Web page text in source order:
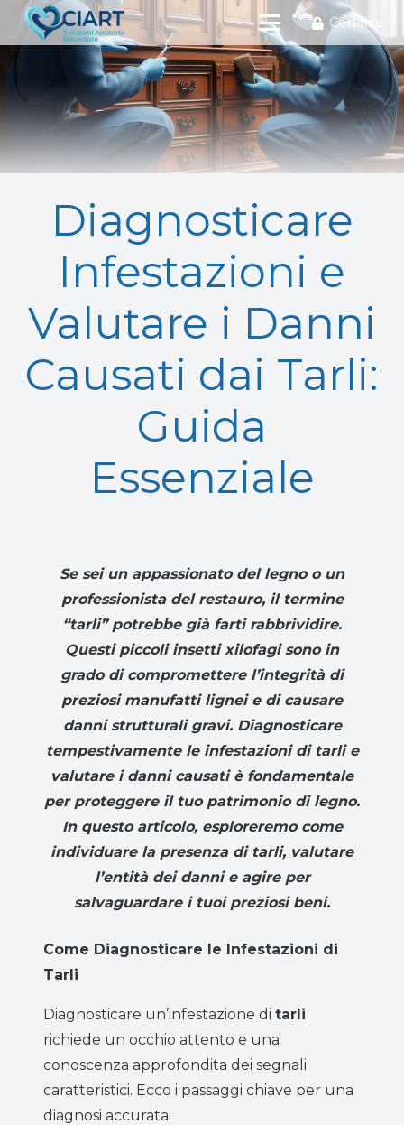
Certifica
Diagnosticare
Infestazioni e
Valutare i Danni
Causati dai Tarli:
Guida
Essenziale
Se sei un appassionato del legno o un
professionista del restauro, il termine
“tarli” potrebbe già farti rabbrividire.
Questi piccoli insetti xilofagi sono in
grado di compromettere l’integrità di
preziosi manufatti lignei e di causare
danni strutturali gravi. Diagnosticare
tempestivamente le infestazioni di tarli e
valutare i danni causati è fondamentale
per proteggere il tuo patrimonio di legno.
In questo articolo, esploreremo come
individuare la presenza di tarli, valutare
l’entità dei danni e agire per
salvaguardare i tuoi preziosi beni.
Come Diagnosticare le Infestazioni di
Tarli
Diagnosticare un’infestazione di tarli
richiede un occhio attento e una
conoscenza approfondita dei segnali
caratteristici. Ecco i passaggi chiave per una
diagnosi accurata: